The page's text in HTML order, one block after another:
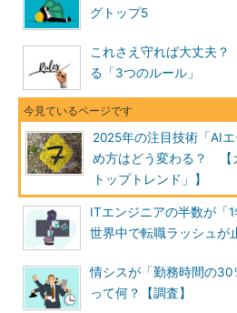
グトップ5
これさえ守れば大丈夫
る「3つのルール」
2025年の注目技術「AI
め方はどう変わる？ 【
トップトレンド」】
ITエンジニアの半数が「
世界中で転職ラッシュが
情シスが「勤務時間の30
って何？【調査】